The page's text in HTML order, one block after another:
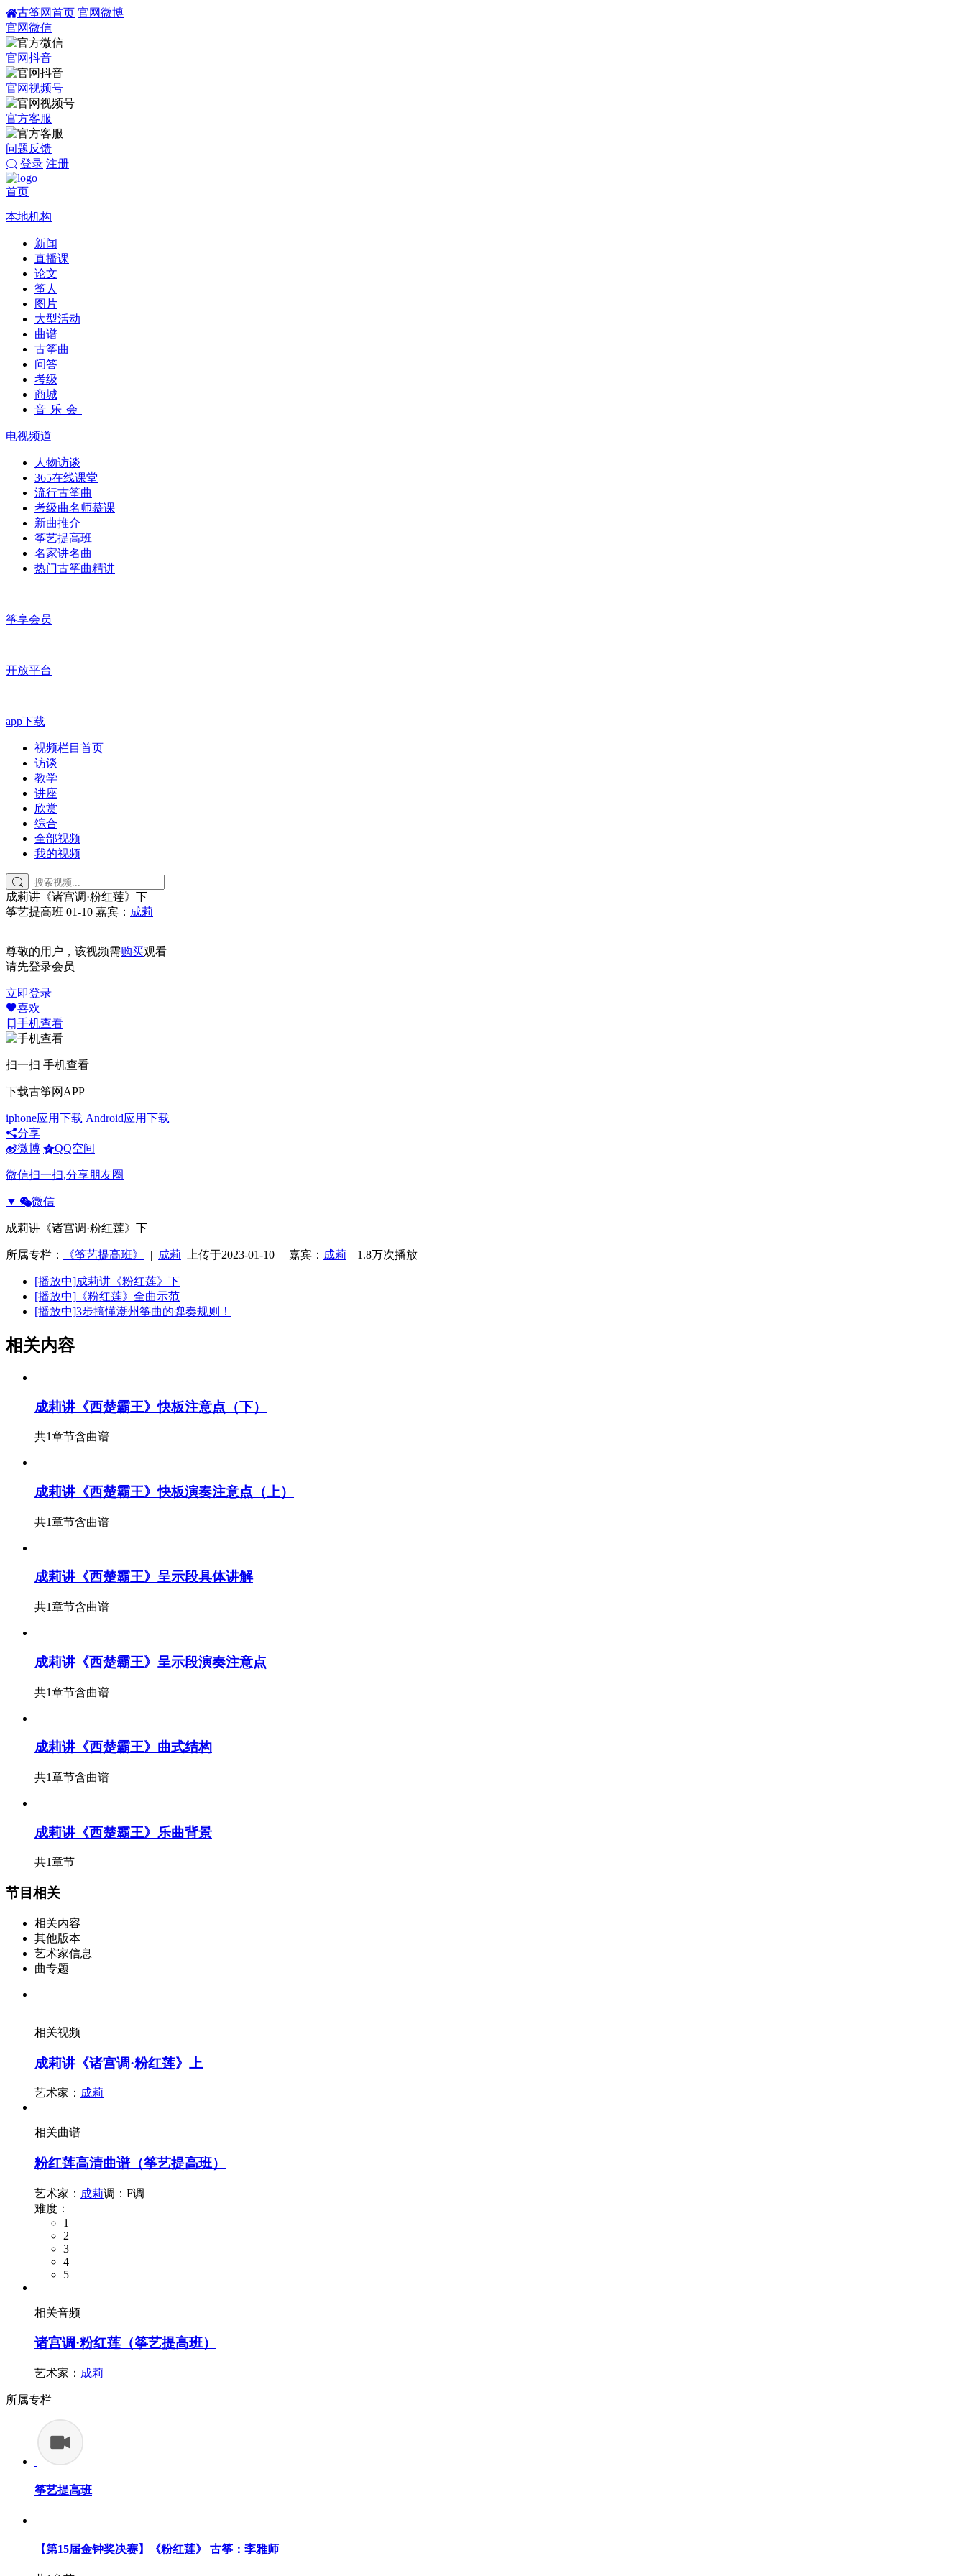
古筝网首页 官网微博
官网微信
官网抖音
官网视频号
官方客服
问题反馈
登录 注册
首页
本地机构
新闻
直播课
论文
筝人
图片
大型活动
曲谱
古筝曲
问答
考级
商城
音乐会
电视频道
人物访谈
365在线课堂
流行古筝曲
考级曲名师慕课
新曲推介
筝艺提高班
名家讲名曲
热门古筝曲精讲
筝享会员
开放平台
app下载
视频栏目首页
访谈
教学
讲座
欣赏
综合
全部视频
我的视频
成莉讲《诸宫调·粉红莲》下
筝艺提高班 01-10 嘉宾： 成莉
尊敬的用户，该视频需购买观看
请先登录会员
立即登录
喜欢
手机查看
扫一扫 手机查看
下载古筝网APP
iphone应用下载 Android应用下载
分享
微博
QQ空间
微信扫一扫,分享朋友圈
▼ 微信
成莉讲《诸宫调·粉红莲》下
所属专栏： 《筝艺提高班》 | 成莉 上传于2023-01-10 | 嘉宾： 成莉 |1.8万次播放
[播放中]成莉讲《粉红莲》下
[播放中] 《粉红莲》全曲示范
[播放中]3步搞懂潮州筝曲的弹奏规则！
相关内容
成莉讲《西楚霸王》快板注意点（下）
共1章节含曲谱
成莉讲《西楚霸王》快板演奏注意点（上）
共1章节含曲谱
成莉讲《西楚霸王》呈示段具体讲解
共1章节含曲谱
成莉讲《西楚霸王》呈示段演奏注意点
共1章节含曲谱
成莉讲《西楚霸王》曲式结构
共1章节含曲谱
成莉讲《西楚霸王》乐曲背景
共1章节
节目相关
相关内容
其他版本
艺术家信息
曲专题
相关视频
成莉讲《诸宫调·粉红莲》上
艺术家： 成莉
相关曲谱
粉红莲高清曲谱（筝艺提高班）
艺术家： 成莉调：F调
难度：
1
2
3
4
5
相关音频
诸宫调·粉红莲（筝艺提高班）
艺术家： 成莉
所属专栏
筝艺提高班
【第15届金钟奖决赛】《粉红莲》 古筝：李雅师